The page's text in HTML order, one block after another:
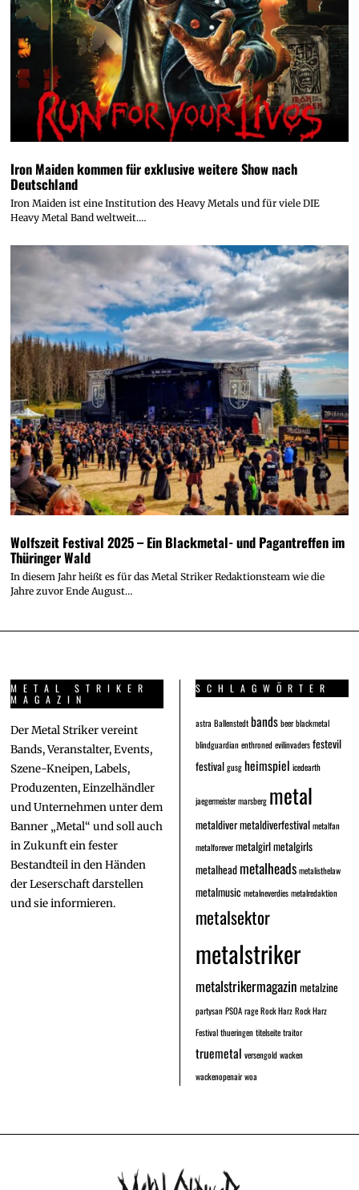
Iron Maiden kommen für exklusive weitere Show nach
Deutschland
Iron Maiden ist eine Institution des Heavy Metals und für viele DIE
Heavy Metal Band weltweit.…
Wolfszeit Festival 2025 – Ein Blackmetal- und Pagantreffen im
Thüringer Wald
In diesem Jahr heißt es für das Metal Striker Redaktionsteam wie die
Jahre zuvor Ende August…
METAL STRIKER
MAGAZIN
Der Metal Striker vereint
Bands, Veranstalter, Events,
Szene-Kneipen, Labels,
Produzenten, Einzelhändler
und Unternehmen unter dem
Banner „Metal“ und soll auch
in Zukunft ein fester
Bestandteil in den Händen
der Leserschaft darstellen
und sie informieren.
SCHLAGWÖRTER
astra Ballenstedtbandsbeerblackmetal
blindguardianenthronedevilinvadersfestevil
festivalgusgheimspiel icedearth
jaegermeistermarsberg metal
metaldivermetaldiverfestivalmetalfan
metalforevermetalgirlmetalgirls
metalhead metalheadsmetalisthelaw
metalmusic metalneverdiesmetalredaktion
metalsektor
metalstriker
metalstrikermagazin metalzine
partysanPSOArageRock HarzRock Harz
Festivalthueringentitelseitetraitor
truemetal versengoldwacken
wackenopenairwoa